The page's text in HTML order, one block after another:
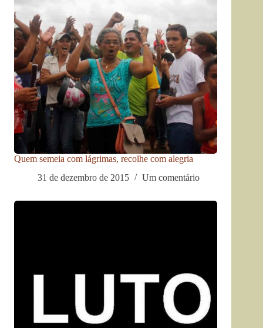
Quem semeia com lágrimas, recolhe com alegria
31 de dezembro de 2015
Um comentário